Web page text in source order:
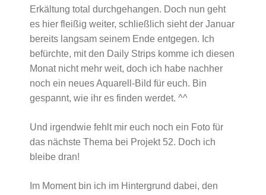
Erkältung total durchgehangen. Doch nun geht
es hier fleißig weiter, schließlich sieht der Januar
bereits langsam seinem Ende entgegen. Ich
befürchte, mit den Daily Strips komme ich diesen
Monat nicht mehr weit, doch ich habe nachher
noch ein neues Aquarell-Bild für euch. Bin
gespannt, wie ihr es finden werdet. ^^
Und irgendwie fehlt mir euch noch ein Foto für
das nächste Thema bei Projekt 52. Doch ich
bleibe dran!
Im Moment bin ich im Hintergrund dabei, den